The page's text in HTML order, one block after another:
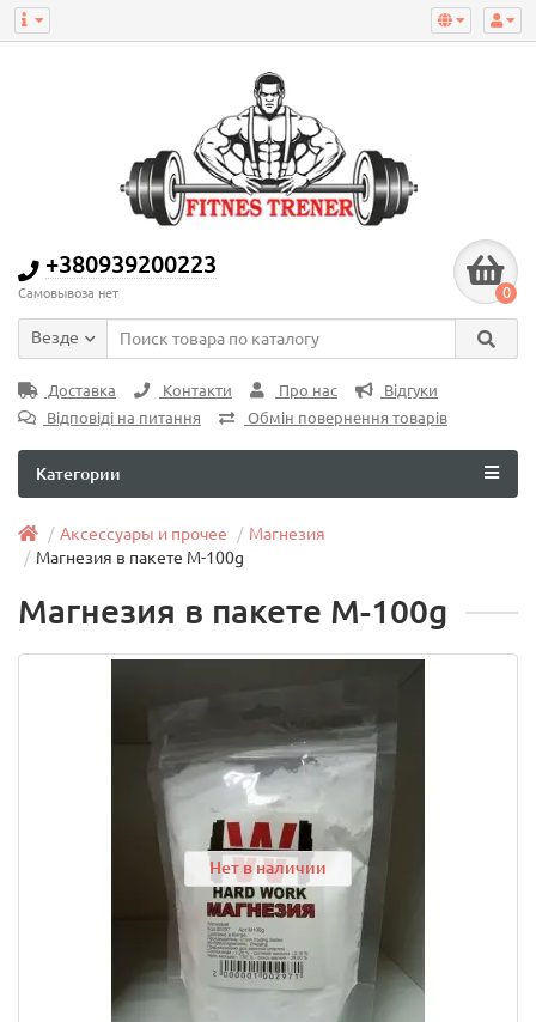
+380939200223
Самовывоза нет 0
Везде
Доставка Контакти Про нас
Відгуки
Відповіді на питання
Обмін повернення товарів
Категории
Аксессуары и прочее
Магнезия
Магнезия в пакете M-100g
Магнезия в пакете M-100g
Нет в наличии